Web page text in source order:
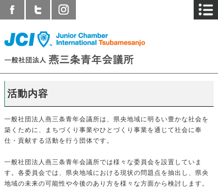
活動内容
一般社団法人燕三条青年会議所は、県央地域に明るい豊かな社会を
築くために、まちづくり事業やひとづくり事業を通じて社会に奉
仕・貢献する活動を行う団体です。
一般社団法人燕三条青年会議所では様々な委員会を設置していま
す。各委員会では、県央地域における現状の問題点を抽出し、県央
地域の未来の可能性や今後のあり方を様々な方面から検討します。